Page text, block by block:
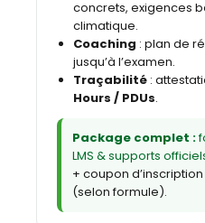
concrets, exigences
climatique.
Coaching : plan de
jusqu’à l’examen.
Traçabilité :
Hours / PDUs.
Package complet :
LMS & supports
+ coupon d’inscription
(selon formule).